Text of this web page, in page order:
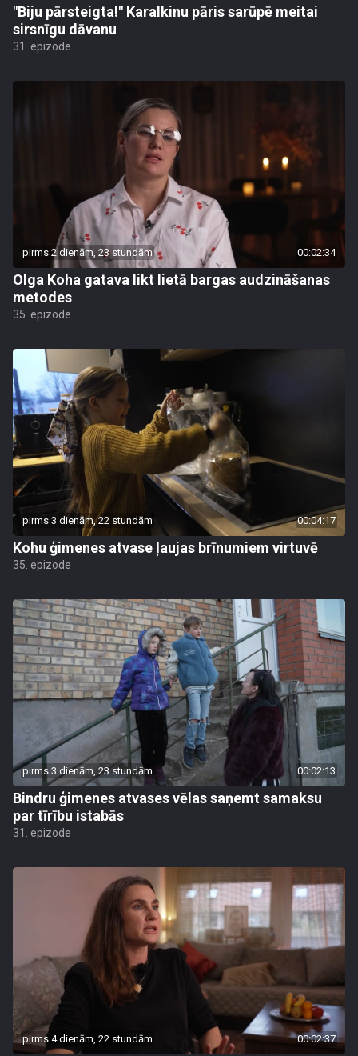
"Biju pārsteigta!" Karalkinu pāris sarūpē meitai
sirsnīgu dāvanu
31. epizode
pirms 2 dienām, 23 stundām 00:02:34
Olga Koha gatava likt lietā bargas audzināšanas
metodes
35. epizode
pirms 3 dienām, 22 stundām 00:04:17
Kohu ģimenes atvase ļaujas brīnumiem virtuvē
35. epizode
pirms 3 dienām, 23 stundām 00:02:13
Bindru ģimenes atvases vēlas saņemt samaksu
par tīrību istabās
31. epizode
pirms 4 dienām, 22 stundām 00:02:37